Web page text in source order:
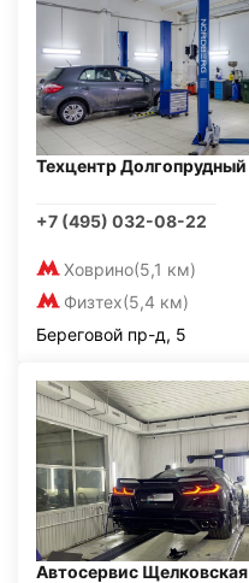
Техцентр Долгопрудный
+7 (495) 032-08-22
Ховрино(5,1 км)
Физтех(5,4 км)
Береговой пр-д, 5
Автосервис Щелковская